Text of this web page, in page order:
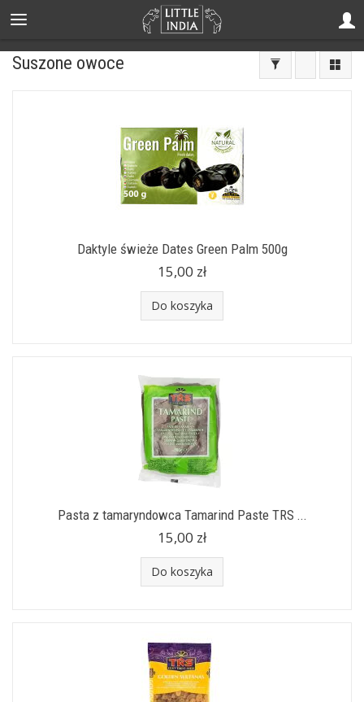
Suszone owoce
Daktyle świeże Dates Green Palm 500g
15,00 zł
Do koszyka
Pasta z tamaryndowca Tamarind Paste TRS ...
15,00 zł
Do koszyka